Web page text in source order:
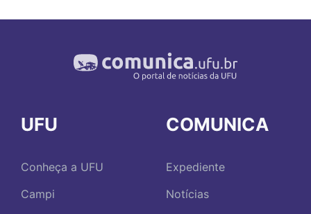
UFU
Conheça a UFU
Campi
COMUNICA
Expediente
Notícias